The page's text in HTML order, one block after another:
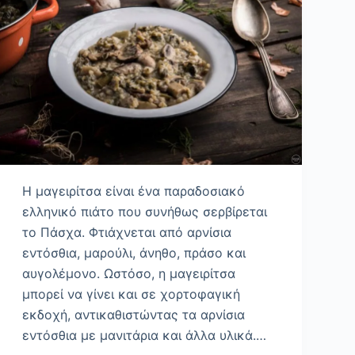
Η μαγειρίτσα είναι ένα παραδοσιακό
ελληνικό πιάτο που συνήθως σερβίρεται
το Πάσχα. Φτιάχνεται από αρνίσια
εντόσθια, μαρούλι, άνηθο, πράσο και
αυγολέμονο. Ωστόσο, η μαγειρίτσα
μπορεί να γίνει και σε χορτοφαγική
εκδοχή, αντικαθιστώντας τα αρνίσια
εντόσθια με μανιτάρια και άλλα υλικά.…